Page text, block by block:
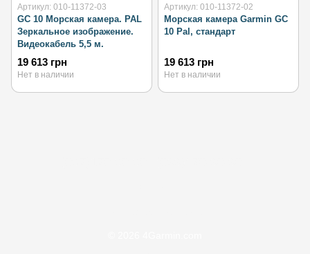
Артикул: 010-11372-03
GC 10 Морская камера. PAL
Зеркальное изображение.
Видеокабель 5,5 м.
19 613 грн
Нет в наличии
Артикул: 010-11372-02
Морская камера Garmin GC
10 Pal, стандарт
19 613 грн
Нет в наличии